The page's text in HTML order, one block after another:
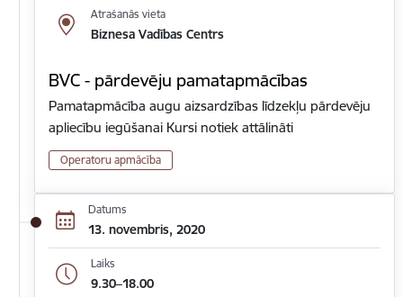
Atrašanās vieta
Biznesa Vadības Centrs
BVC - pārdevēju pamatapmācības
Pamatapmācība augu aizsardzības līdzekļu pārdevēju
apliecību iegūšanai Kursi notiek attālināti
Operatoru apmācība
Datums
13. novembris, 2020
Laiks
9.30–18.00